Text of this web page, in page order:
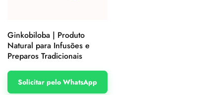
Ginkobiloba | Produto
Natural para Infusões e
Preparos Tradicionais
Solicitar pelo WhatsApp